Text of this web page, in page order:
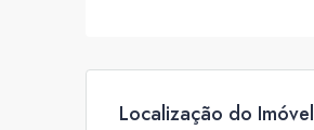
Localização do Imóvel